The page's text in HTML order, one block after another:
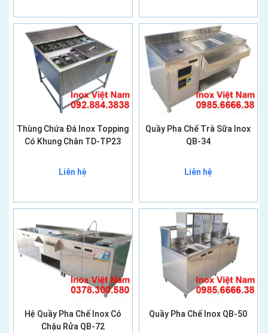
Thùng Chứa Đá Inox Topping
Có Khung Chân TD-TP23
Liên hệ
Quầy Pha Chế Trà Sữa Inox
QB-34
Liên hệ
Hệ Quầy Pha Chế Inox Có
Chậu Rửa QB-72
Quầy Pha Chế Inox QB-50